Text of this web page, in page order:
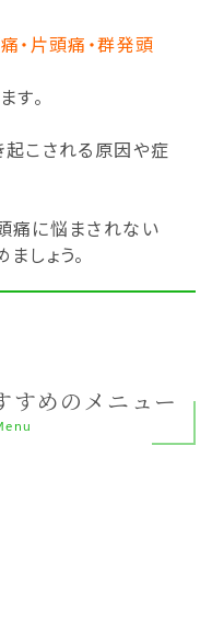
・片頭痛・群発頭
す。
起こされる原因や症
痛に悩まされない
しょう。
すめのメニュー